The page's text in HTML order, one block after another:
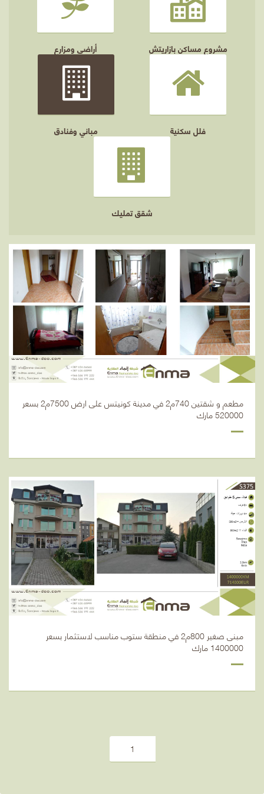
مشروع مساكن بازاريتش أراضي ومزارع
فلل سكنية مباني وفنادق
شقق تمليك
مطعم و شقتين 740م2 في مدينة كونيتس على ارض 7500م2 بسعر
520000 مارك
مبنى صغير 800م2 في منطقة ستوب مناسب لاستثمار بسعر
1400000 مارك
1